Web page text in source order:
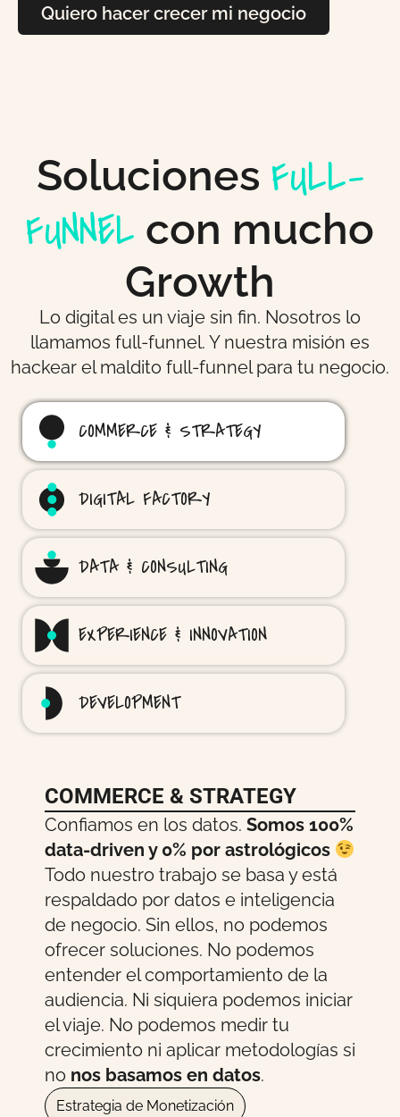
Quiero hacer crecer mi negocio
Soluciones FULL-
FUNNEL con mucho
Growth
Lo digital es un viaje sin fin. Nosotros lo
llamamos full-funnel. Y nuestra misión es
hackear el maldito full-funnel para tu negocio.
COMMERCE & STRATEGY
DIGITAL FACTORY
DATA & CONSULTING
EXPERIENCE & INNOVATION
DEVELOPMENT
COMMERCE & STRATEGY
Confiamos en los datos. Somos 100%
data-driven y 0% por astrológicos
Todo nuestro trabajo se basa y está
respaldado por datos e inteligencia
de negocio. Sin ellos, no podemos
ofrecer soluciones. No podemos
entender el comportamiento de la
audiencia. Ni siquiera podemos iniciar
el viaje. No podemos medir tu
crecimiento ni aplicar metodologías si
no nos basamos en datos.
Estrategia de Monetización